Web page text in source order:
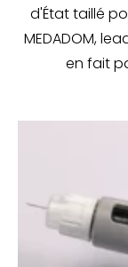
d'État taillé
MEDADOM,
en fait